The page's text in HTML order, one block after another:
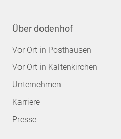
Über dodenhof
Vor Ort in Posthausen
Vor Ort in Kaltenkirchen
Unternehmen
Karriere
Presse